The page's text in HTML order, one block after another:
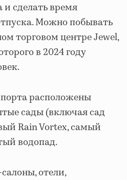
и сделать время
Можно побывать
торговом центре Jewel,
в 2024 году
расположены
сады (включая сад
Rain Vortex, самый
водопад.
отели,